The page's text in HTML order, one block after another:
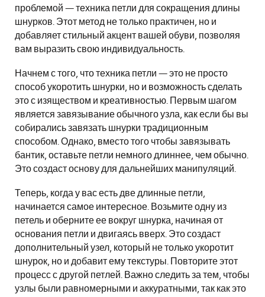
проблемой — техника петли для сокращения длины
шнурков. Этот метод не только практичен, но и
добавляет стильный акцент вашей обуви, позволяя
вам выразить свою индивидуальность.
Начнем с того, что техника петли — это не просто
способ укоротить шнурки, но и возможность сделать
это с изяществом и креативностью. Первым шагом
является завязывание обычного узла, как если бы вы
собирались завязать шнурки традиционным
способом. Однако, вместо того чтобы завязывать
бантик, оставьте петли немного длиннее, чем обычно.
Это создаст основу для дальнейших манипуляций.
Теперь, когда у вас есть две длинные петли,
начинается самое интересное. Возьмите одну из
петель и оберните ее вокруг шнурка, начиная от
основания петли и двигаясь вверх. Это создаст
дополнительный узел, который не только укоротит
шнурок, но и добавит ему текстуры. Повторите этот
процесс с другой петлей. Важно следить за тем, чтобы
узлы были равномерными и аккуратными, так как это